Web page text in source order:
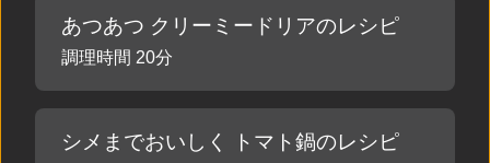
あつあつ クリーミードリアのレシピ
調理時間 20分
シメまでおいしく トマト鍋のレシピ